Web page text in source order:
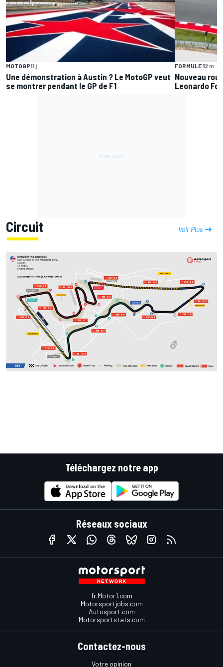
MOTOGP11 j
Une démonstration à Austin ? Le MotoGP veut
se montrer pendant le GP de F1
FORMULE 12 m
Nouveau
Leonardo
Circuit Voir Plus
Téléchargez notre app
Réseaux sociaux
fr.Motor1.com
Motorsportjobs.com
Autosport.com
Motorsportstats.com
Contactez-nous
Votre opinion